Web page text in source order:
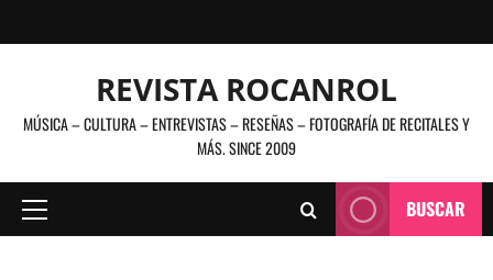
al
REVISTA ROCANROL
MÚSICA – CULTURA – ENTREVISTAS – RESEÑAS – FOTOGRAFÍA DE RECITALES Y
MÁS. SINCE 2009
Menú
BUSCAR